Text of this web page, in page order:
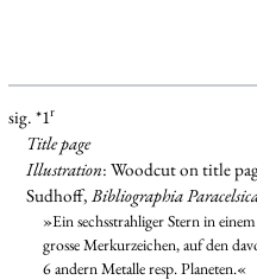
sig. *1r
Title page
Illustration: Woodcut on title
Sudhoff,Bibliographia
»Ein sechsstrahliger Stern in
grosse Merkurzeichen, auf den
6 andern Metalle resp. Planeten.«